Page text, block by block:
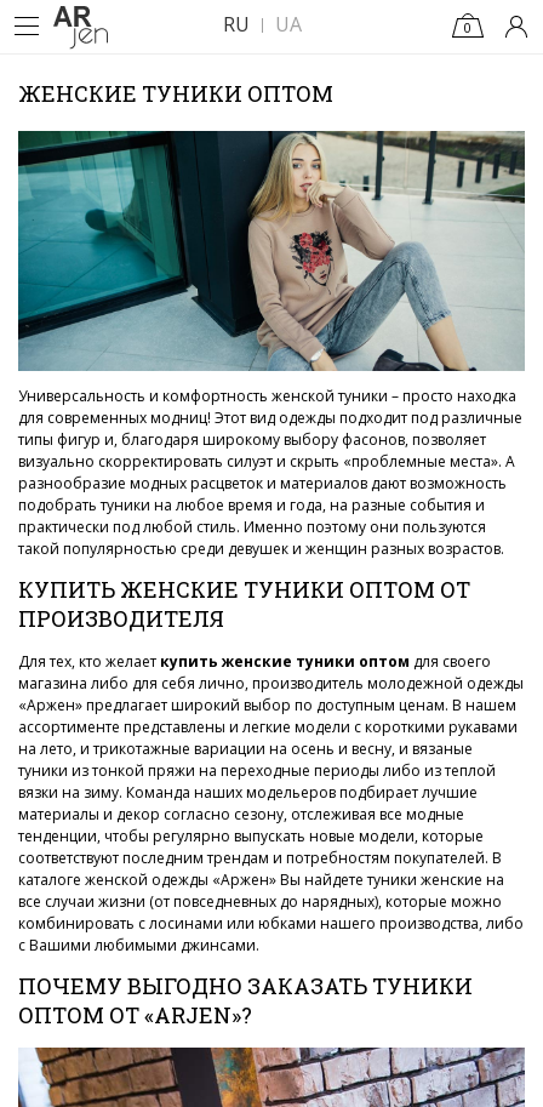
RU UA 0
ЖЕНСКИЕ ТУНИКИ ОПТОМ
Универсальность и комфортность женской туники – просто находка
для современных модниц! Этот вид одежды подходит под различные
типы фигур и, благодаря широкому выбору фасонов, позволяет
визуально скорректировать силуэт и скрыть «проблемные места». А
разнообразие модных расцветок и материалов дают возможность
подобрать туники на любое время и года, на разные события и
практически под любой стиль. Именно поэтому они пользуются
такой популярностью среди девушек и женщин разных возрастов.
КУПИТЬ ЖЕНСКИЕ ТУНИКИ ОПТОМ ОТ
ПРОИЗВОДИТЕЛЯ
Для тех, кто желает купить женские туники оптом для своего
магазина либо для себя лично, производитель молодежной одежды
«Аржен» предлагает широкий выбор по доступным ценам. В нашем
ассортименте представлены и легкие модели с короткими рукавами
на лето, и трикотажные вариации на осень и весну, и вязаные
туники из тонкой пряжи на переходные периоды либо из теплой
вязки на зиму. Команда наших модельеров подбирает лучшие
материалы и декор согласно сезону, отслеживая все модные
тенденции, чтобы регулярно выпускать новые модели, которые
соответствуют последним трендам и потребностям покупателей. В
каталоге женской одежды «Аржен» Вы найдете туники женские на
все случаи жизни (от повседневных до нарядных), которые можно
комбинировать с лосинами или юбками нашего производства, либо
с Вашими любимыми джинсами.
ПОЧЕМУ ВЫГОДНО ЗАКАЗАТЬ ТУНИКИ
ОПТОМ ОТ «ARJEN»?